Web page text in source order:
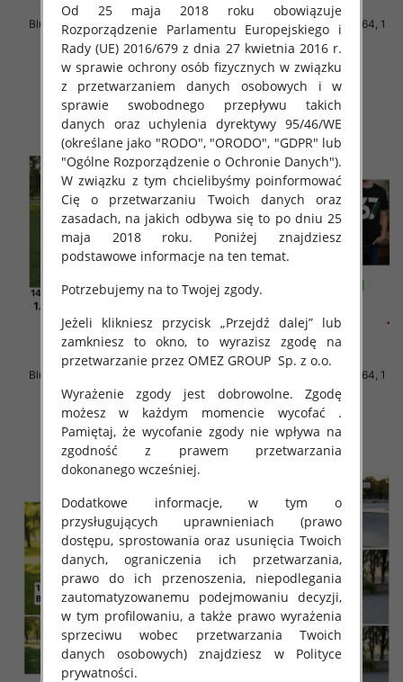
Bluzki chłopięce Roz 140-164, 1
kolor Paczka 5 szt
21.00 zł
szczegóły
Bluzki chłopięce Roz 140-164, 1
kolor Paczka 5 szt
19.00 zł
szczegóły
Bluzki chłopięce Roz 140-164, 1
kolor Paczka 5 szt
18.00 zł
szczegóły
Bluzki chłopięce Roz 140-164, 1
kolor Paczka 5 szt
17.00 zł
szczegóły
Od 25 maja 2018 roku obowiązuje
Rozporządzenie Parlamentu Europejskiego i
Rady (UE) 2016/679 z dnia 27 kwietnia 2016 r.
w sprawie ochrony osób fizycznych w związku
z przetwarzaniem danych osobowych i w
sprawie swobodnego przepływu takich
danych oraz uchylenia dyrektywy 95/46/WE
(określane jako "RODO", "ORODO", "GDPR" lub
"Ogólne Rozporządzenie o Ochronie Danych").
W związku z tym chcielibyśmy poinformować
Cię o przetwarzaniu Twoich danych oraz
zasadach, na jakich odbywa się to po dniu 25
maja 2018 roku. Poniżej znajdziesz
podstawowe informacje na ten temat.
Potrzebujemy na to Twojej zgody.
Jeżeli klikniesz przycisk „Przejdź dalej” lub
zamkniesz to okno, to wyrazisz zgodę na
przetwarzanie przez OMEZ GROUP Sp. z o.o.
Wyrażenie zgody jest dobrowolne. Zgodę
możesz w każdym momencie wycofać .
Pamiętaj, że wycofanie zgody nie wpływa na
zgodność z prawem przetwarzania
dokonanego wcześniej.
Dodatkowe informacje, w tym o
przysługujących uprawnieniach (prawo
dostępu, sprostowania oraz usunięcia Twoich
danych, ograniczenia ich przetwarzania,
prawo do ich przenoszenia, niepodlegania
zautomatyzowanemu podejmowaniu decyzji,
w tym profilowaniu, a także prawo wyrażenia
sprzeciwu wobec przetwarzania Twoich
danych osobowych) znajdziesz w Polityce
prywatności.